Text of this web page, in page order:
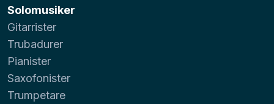
Solomusiker
Gitarrister
Trubadurer
Pianister
Saxofonister
Trumpetare